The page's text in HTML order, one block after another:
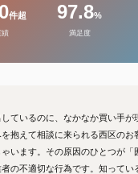
件超
績
97.8%
満足度
しているのに、なかなか買い手
を抱えて相談に来られる西区のお
います。その原因のひとつが「
の不適切な行為です。知ってい